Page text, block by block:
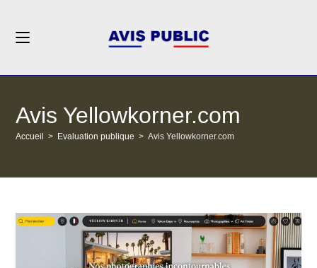
content
Avis Yellowkorner.com
Accueil > Evaluation publique > Avis Yellowkorner.com